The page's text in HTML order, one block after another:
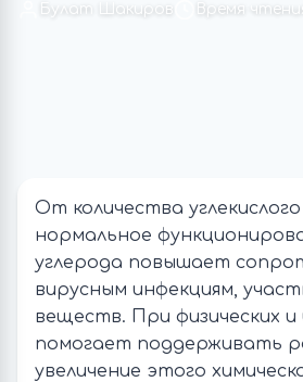
Булат Шакиров Время
От количества
нормальное
углерода повышает
вирусным инфекциям,
веществ. При физических и
помогает поддерживать
увеличение этого